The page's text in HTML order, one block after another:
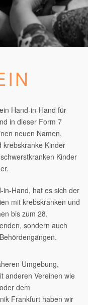
Hand-in-Hand für
in dieser Form 7
neuen Namen,
krebskranke Kinder
Kinder
in-Hand, hat es sich der
mit krebskranken und
bis zum 28.
sondern auch
Umgebung,
anderen Vereinen wie
dem
Frankfurt haben wir